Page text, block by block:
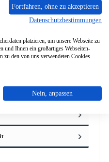
Produkt
Fortfahren, ohne zu akzeptieren
Datenschutzbestimmungen
platzieren, um unsere Webseite zu
und Ihnen ein großartiges Webseiten-
zu den von uns verwendeten Cookies
Nein, anpassen